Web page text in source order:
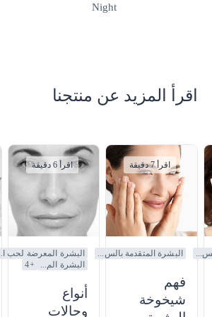
Night
اقرأ المزيد عن منتجنا
البشرة المعرضة لحب ا...
البشرة الم...
+
4
أنواع
وحالات
اقرأ 6 دقيقة
البشرة المتقدمة بالس...
فهم
شيخوخة
اقرأ 7 دقيقة